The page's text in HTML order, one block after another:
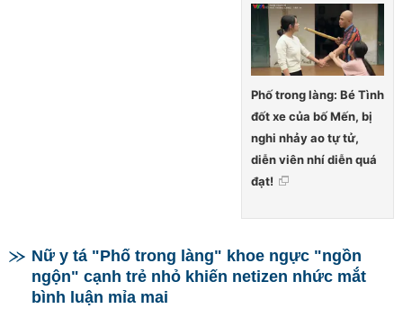
Phố trong làng: Bé Tình
đốt xe của bố Mến, bị
nghi nhảy ao tự tử,
diễn viên nhí diễn quá
đạt!
Nữ y tá "Phố trong làng" khoe ngực "ngồn
ngộn" cạnh trẻ nhỏ khiến netizen nhức mắt
bình luận mỉa mai